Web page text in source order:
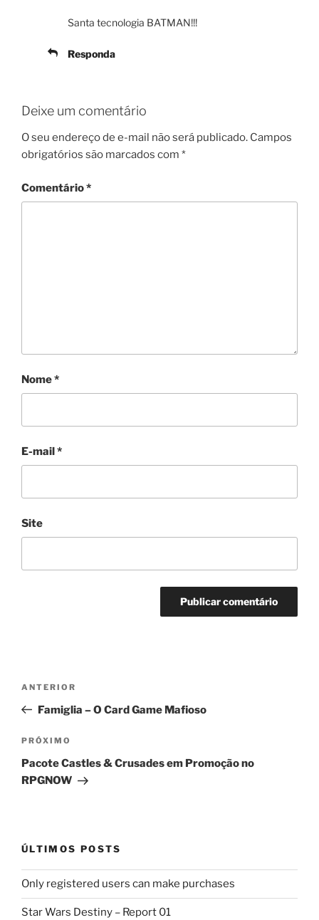
Santa tecnologia BATMAN!!!
Responda
Deixe um comentário
O seu endereço de e-mail não será publicado. Campos
obrigatórios são marcados com *
Comentário*
Nome*
E-mail*
Site
Post
Post
anterior
ANTERIOR
Famiglia – O Card Game Mafioso
Próximo
post
PRÓXIMO
Pacote Castles & Crusades em Promoção no
RPGNOW
ÚLTIMOS POSTS
Only registered users can make purchases
Star Wars Destiny – Report 01